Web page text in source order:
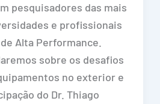
pesquisadores das mais
e profissionais
Alta Performance.
sobre os desafios
no exterior e
do Dr. Thiago